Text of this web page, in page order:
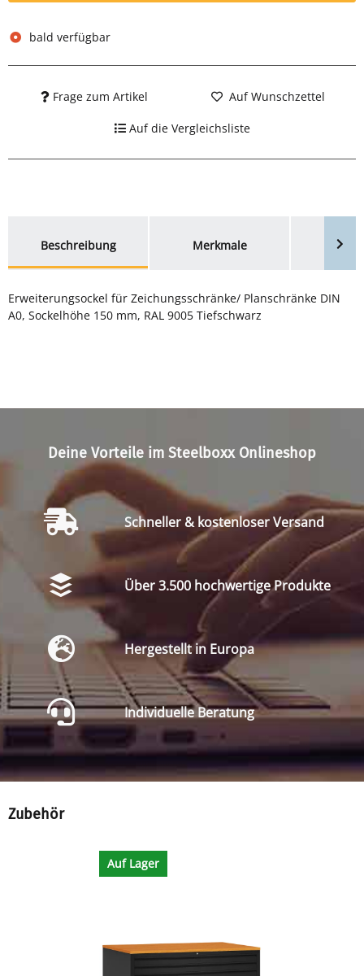
bald verfügbar
Frage zum Artikel Auf Wunschzettel
Auf die Vergleichsliste
Beschreibung
Merkmale
Erweiterungsockel für Zeichungsschränke/ Planschränke DIN
A0, Sockelhöhe 150 mm, RAL 9005 Tiefschwarz
Deine Vorteile im Steelboxx Onlineshop
Schneller & kostenloser Versand
Über 3.500 hochwertige Produkte
Hergestellt in Europa
Individuelle Beratung
Zubehör
Auf Lager